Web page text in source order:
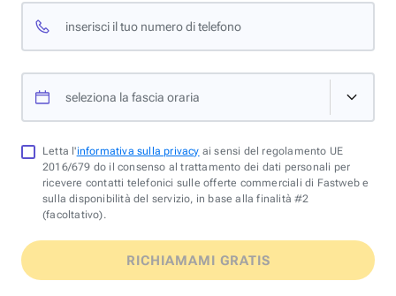
inserisci il tuo numero di telefono
seleziona la fascia oraria
Letta l'informativa sulla privacy ai sensi del regolamento UE
2016/679 do il consenso al trattamento dei dati personali per
ricevere contatti telefonici sulle offerte commerciali di Fastweb e
sulla disponibilità del servizio, in base alla finalità #2
(facoltativo).
RICHIAMAMI GRATIS